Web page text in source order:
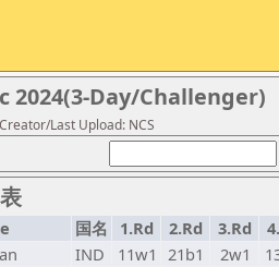
2024(3-Day/Challenger)
Last Upload: NCS
国名 1.Rd 2.Rd 3.Rd
IND 11w1 21b1 2w1